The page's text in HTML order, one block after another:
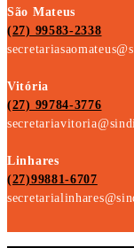
São Mateus
(27) 99583-2338
Vitória
(27) 99784-3776
Linhares
(27)99881-6707